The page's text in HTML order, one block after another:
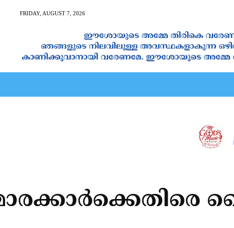
FRIDAY, AUGUST 7, 2026